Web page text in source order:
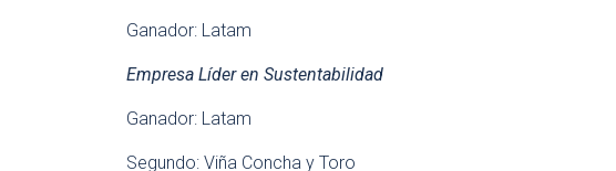
Ganador: Latam
Empresa Líder en Sustentabilidad
Ganador: Latam
Segundo: Viña Concha y Toro